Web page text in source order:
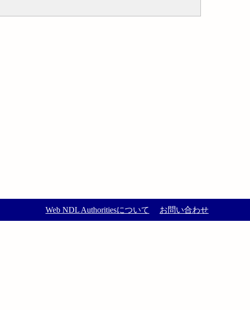
Web NDL Authoritiesについて お問い合わせ